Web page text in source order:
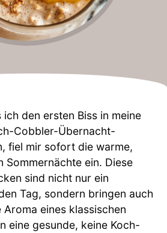
den ersten Biss in meine
Cobbler-Übernacht-
fiel mir sofort die warme,
Sommernächte ein. Diese
sind nicht nur ein
Tag, sondern bringen auch
eines klassischen
eine gesunde, keine Koch-